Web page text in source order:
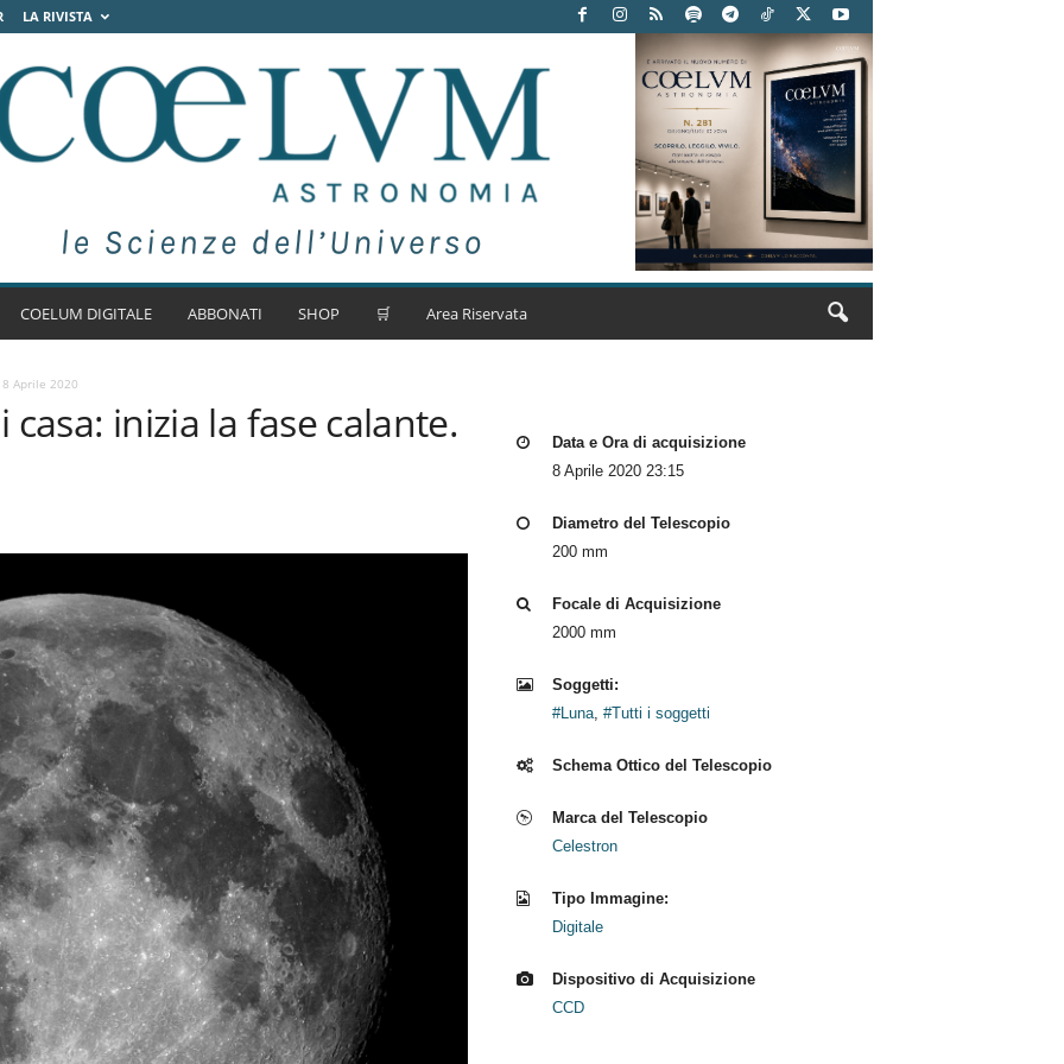
LA RIVISTA
COELUM DIGITALE ABBONATI SHOP 🛒 Area Riservata
Aprile 2020
inizia la fase calante.
Data e Ora di acquisizione
8 Aprile 2020 23:15
Diametro del Telescopio
200 mm
Focale di Acquisizione
2000 mm
Soggetti:
#Luna, #Tutti i soggetti
Schema Ottico del Telescopio
Marca del Telescopio
Celestron
Tipo Immagine:
Digitale
Dispositivo di Acquisizione
CCD